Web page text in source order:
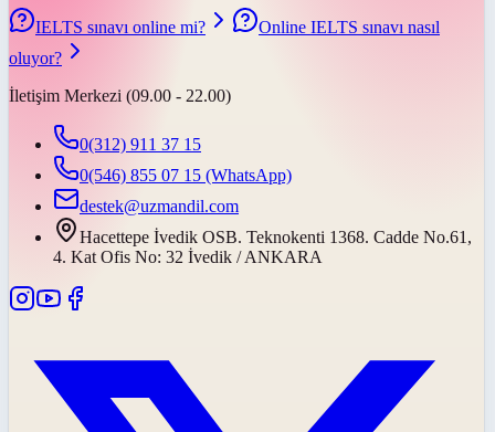
IELTS sınavı online mi?
Online IELTS sınavı nasıl
oluyor?
İletişim Merkezi (09.00 - 22.00)
0(312) 911 37 15
0(546) 855 07 15 (WhatsApp)
destek@uzmandil.com
Hacettepe İvedik OSB. Teknokenti 1368. Cadde No.61,
4. Kat Ofis No: 32 İvedik / ANKARA